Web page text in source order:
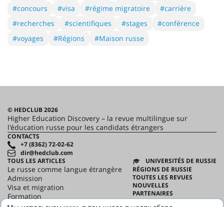
#concours
#visa #régime migratoire
#carrière
#recherches
#scientifiques #stages
#conférence
#voyages
#Régions #Maison russe
© HEDCLUB 2026
Higher Education Discovery – la revue multilingue sur
l'éducation russe pour les candidats étrangers
CONTACTS
+7 (8362) 72-02-62
dir@hedclub.com
TOUS LES ARTICLES
Le russe comme langue étrangère
Admission
Visa et migration
Formation
UNIVERSITÉS DE RUSSIE
RÉGIONS DE RUSSIE
TOUTES LES REVUES
NOUVELLES
PARTENAIRES
CONTRAT D'UTILISATION